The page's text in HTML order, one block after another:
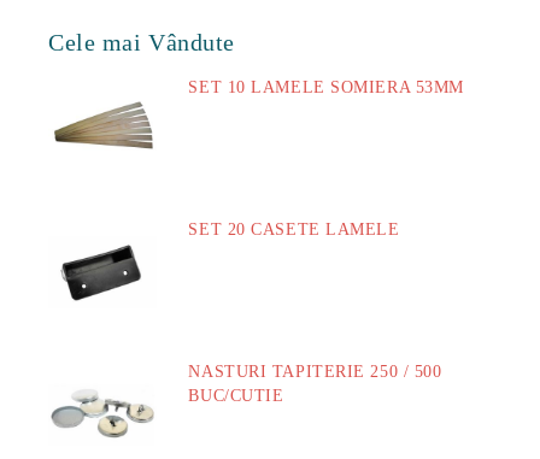
Cele mai Vândute
SET 10 LAMELE SOMIERA 53MM
SET 20 CASETE LAMELE
NASTURI TAPITERIE 250 / 500
BUC/CUTIE